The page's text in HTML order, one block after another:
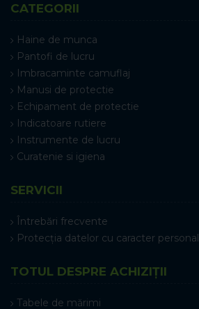
CATEGORII
Haine de munca
Pantofi de lucru
Imbracaminte camuflaj
Manusi de protectie
Echipament de protectie
Indicatoare rutiere
Instrumente de lucru
Curatenie si igiena
SERVICII
Întrebări frecvente
Protecția datelor cu caracter personal
TOTUL DESPRE ACHIZIȚII
Tabele de mărimi